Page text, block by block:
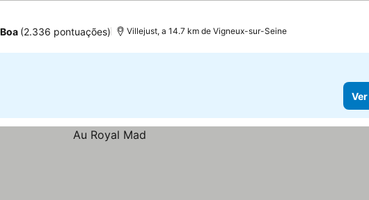
Boa (2.336 pontuações) Villejust, a 14.7 km de Vigneux-sur-Seine